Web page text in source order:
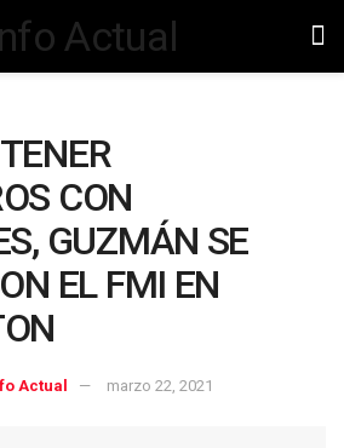
CON
GUZMÁN SE
EL FMI EN
Actual marzo 22, 2021